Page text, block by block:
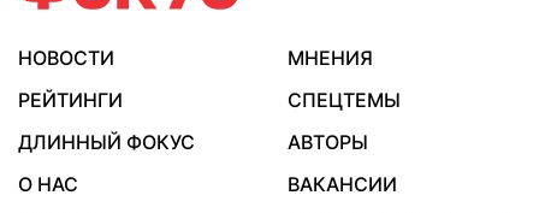
НОВОСТИ
МНЕНИЯ
РЕЙТИНГИ
СПЕЦТЕМЫ
ДЛИННЫЙ ФОКУС
АВТОРЫ
О НАС
ВАКАНСИИ